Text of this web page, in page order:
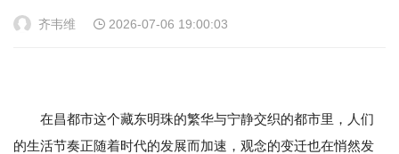
齐韦维 2026-07-06 19:00:03
在昌都市这个藏东明珠的繁华与宁静交织的都市里，人们
的生活节奏正随着时代的发展而加速，观念的变迁也在悄然发